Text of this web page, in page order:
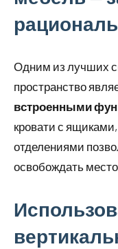
Одним из лучших
пространство
встроенными
кровати с
отделениями
освобождать